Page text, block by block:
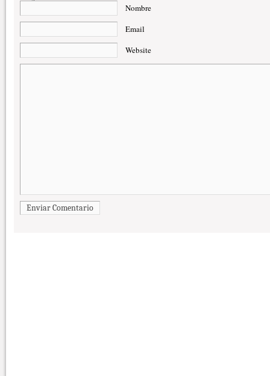
Nombre
Email
Website
Enviar Comentario